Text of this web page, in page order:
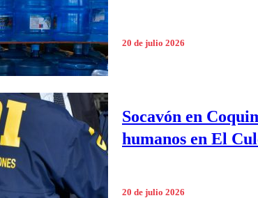
20 de julio 2026
Socavón en
humanos en El
20 de julio 2026